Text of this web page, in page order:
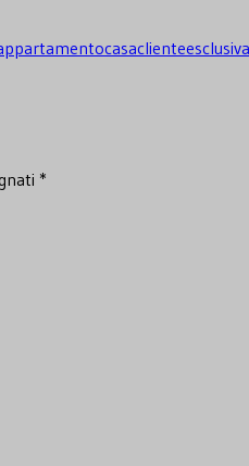
casaclienteesclusiva
*